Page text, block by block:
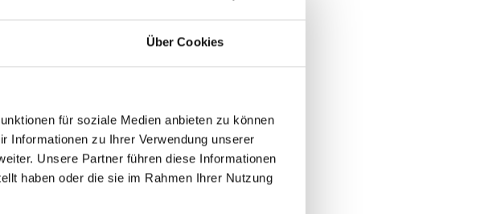
Über Cookies
für soziale Medien anbieten zu können
Informationen zu Ihrer Verwendung unserer
Unsere Partner führen diese Informationen
haben oder die sie im Rahmen Ihrer Nutzung